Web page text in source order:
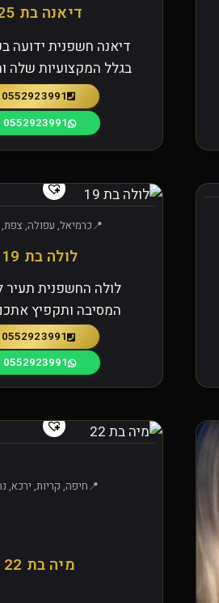
דיאנה בת 25
דיאנה חשפנית ידועה
בגלל המקצועיות שלה
0552923991
0552923991
כרמיאל, עפולה,
לולה בת 19
לולה החשפנית
המסיבה ותקפיץ
0552923991
0552923991
חיפה, קריות, ירכא,
מיה בת 22